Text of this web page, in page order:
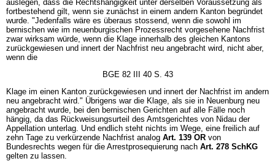
auslegen, dass die Rechtshängigkeit unter derselben Voraussetzung als
fortbestehend gilt, wenn sie zunächst in einem andern Kanton begründet
wurde. "Jedenfalls wäre es überaus stossend, wenn die sowohl im
bernischen wie im neuenburgischen Prozessrecht vorgesehene Nachfrist
zwar wirksam würde, wenn die Klage innerhalb des gleichen Kantons
zurückgewiesen und innert der Nachfrist neu angebracht wird, nicht aber,
wenn die
BGE 82 III 40 S. 43
Klage im einen Kanton zurückgewiesen und innert der Nachfrist im andern
neu angebracht wird." Übrigens war die Klage, als sie in Neuenburg neu
angebracht wurde, bei den bernischen Gerichten auf alle Fälle noch
hängig, da das Rückweisungsurteil des Amtsgerichtes von Nidau der
Appellation unterlag. Und endlich steht nichts im Wege, eine freilich auf
zehn Tage zu verkürzende Nachfrist analog Art. 139 OR von
Bundesrechts wegen für die Arrestprosequierung nach Art. 278 SchKG
gelten zu lassen.